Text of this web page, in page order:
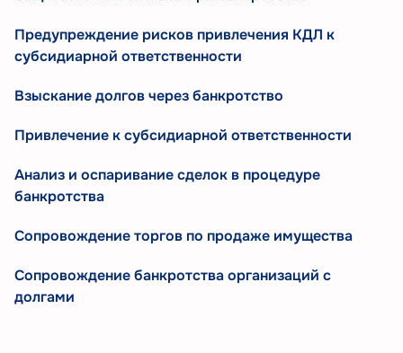
Предупреждение рисков привлечения КДЛ к
субсидиарной ответственности
Взыскание долгов через банкротство
Привлечение к субсидиарной ответственности
Анализ и оспаривание сделок в процедуре
банкротства
Сопровождение торгов по продаже имущества
Сопровождение банкротства организаций с
долгами